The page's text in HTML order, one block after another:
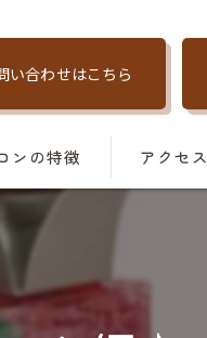
い合わせはこちら
ンの特徴
トメント
アクセス